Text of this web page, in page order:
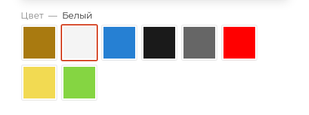
Цвет — Белый